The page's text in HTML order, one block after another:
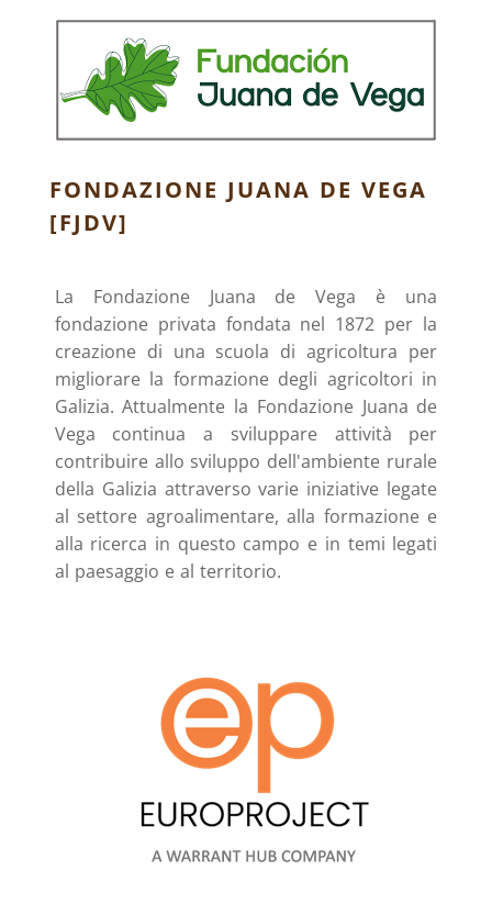
FONDAZIONE JUANA DE VEGA
[FJDV]
La Fondazione Juana de Vega è una
fondazione privata fondata nel 1872 per la
creazione di una scuola di agricoltura per
migliorare la formazione degli agricoltori in
Galizia. Attualmente la Fondazione Juana de
Vega continua a sviluppare attività per
contribuire allo sviluppo dell'ambiente rurale
della Galizia attraverso varie iniziative legate
al settore agroalimentare, alla formazione e
alla ricerca in questo campo e in temi legati
al paesaggio e al territorio.